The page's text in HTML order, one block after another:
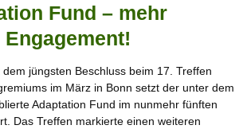
Fund – mehr
dem jüngsten Beschluss beim 17. Treffen
im März in Bonn setzt der unter dem
Adaptation Fund im nunmehr fünften
Das Treffen markierte einen weiteren